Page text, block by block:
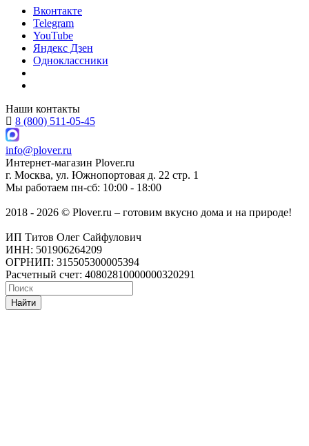
Вконтакте
Telegram
YouTube
Яндекс Дзен
Одноклассники
Наши контакты
8 (800) 511-05-45
info@plover.ru
Интернет-магазин Plover.ru
г. Москва, ул. Южнопортовая д. 22 стр. 1
Мы работаем пн-сб: 10:00 - 18:00
2018 - 2026 © Plover.ru – готовим вкусно дома и на природе!
ИП Титов Олег Сайфулович
ИНН: 501906264209
ОГРНИП: 315505300005394
Расчетный счет: 40802810000000320291
Найти